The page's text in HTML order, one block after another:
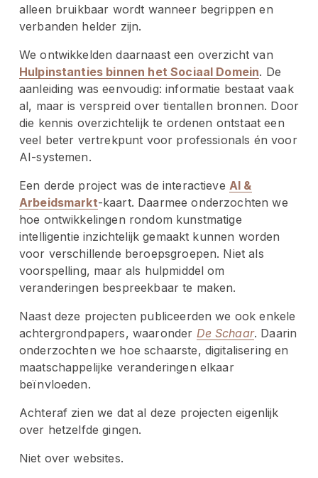
alleen bruikbaar wordt wanneer begrippen en
verbanden helder zijn.
Hulpinstanties binnen het Sociaal Domein. De
aanleiding was eenvoudig: informatie bestaat vaak
al, maar is verspreid over tientallen bronnen. Door
die kennis overzichtelijk te ordenen ontstaat een
veel beter vertrekpunt voor professionals én voor
AI-systemen.
Een derde project was de interactieve AI &
Arbeidsmarkt-kaart. Daarmee onderzochten we
hoe ontwikkelingen rondom kunstmatige
intelligentie inzichtelijk gemaakt kunnen worden
voor verschillende beroepsgroepen. Niet als
voorspelling, maar als hulpmiddel om
veranderingen bespreekbaar te maken.
Naast deze projecten publiceerden we ook enkele
achtergrondpapers, waaronder De Schaar. Daarin
onderzochten we hoe schaarste, digitalisering en
maatschappelijke veranderingen elkaar
beïnvloeden.
Achteraf zien we dat al deze projecten eigenlijk
over hetzelfde gingen.
Niet over websites.